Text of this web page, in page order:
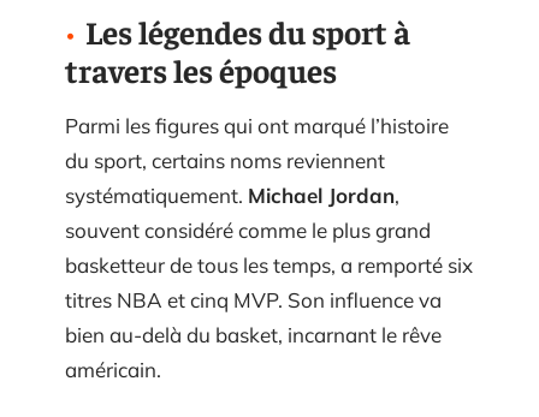
Les légendes du sport à
travers les époques
Parmi les figures qui ont marqué l’histoire
du sport, certains noms reviennent
systématiquement. Michael Jordan,
souvent considéré comme le plus grand
basketteur de tous les temps, a remporté six
titres NBA et cinq MVP. Son influence va
bien au-delà du basket, incarnant le rêve
américain.